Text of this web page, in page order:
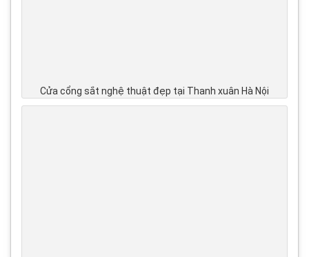
Cửa cổng sắt nghệ thuật đẹp tại Thanh xuân Hà Nội